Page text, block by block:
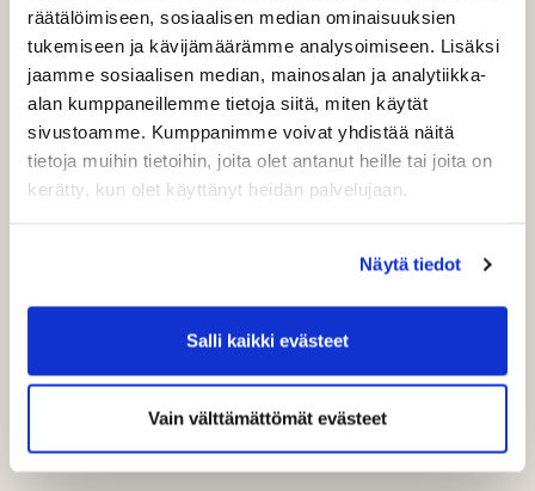
räätälöimiseen, sosiaalisen median ominaisuuksien
tukemiseen ja kävijämäärämme analysoimiseen. Lisäksi
jaamme sosiaalisen median, mainosalan ja analytiikka-
alan kumppaneillemme tietoja siitä, miten käytät
sivustoamme. Kumppanimme voivat yhdistää näitä
tietoja muihin tietoihin, joita olet antanut heille tai joita on
kerätty, kun olet käyttänyt heidän palvelujaan.
Näytä tiedot
Salli kaikki evästeet
Vain välttämättömät evästeet